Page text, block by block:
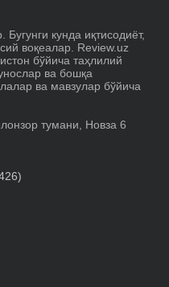
Бугунги кунда иқтисодиёт,
воқеалар. Review.uz
бўйича таҳлилий
ва бошқа
ва мавзулар бўйича
тумани, Новза 6